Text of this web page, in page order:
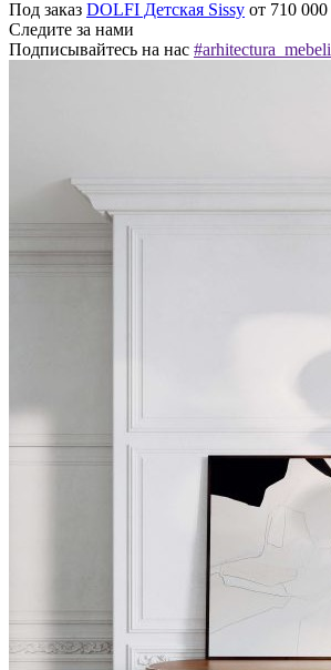
Под заказ DOLFI Детская Sissy от 710 000
Следите за нами
Подписывайтесь на нас #arhitectura_mebeli